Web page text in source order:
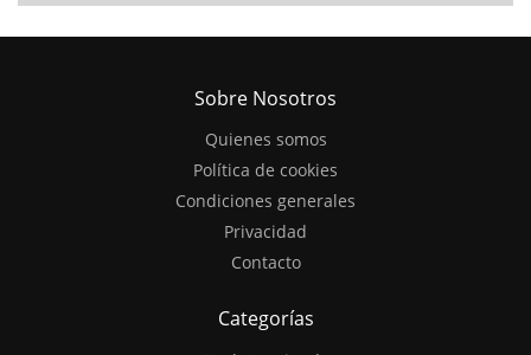
Sobre Nosotros
Quienes somos
Política de cookies
Condiciones generales
Privacidad
Contacto
Categorías